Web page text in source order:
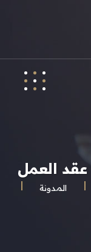
عقد العمل
المدونة